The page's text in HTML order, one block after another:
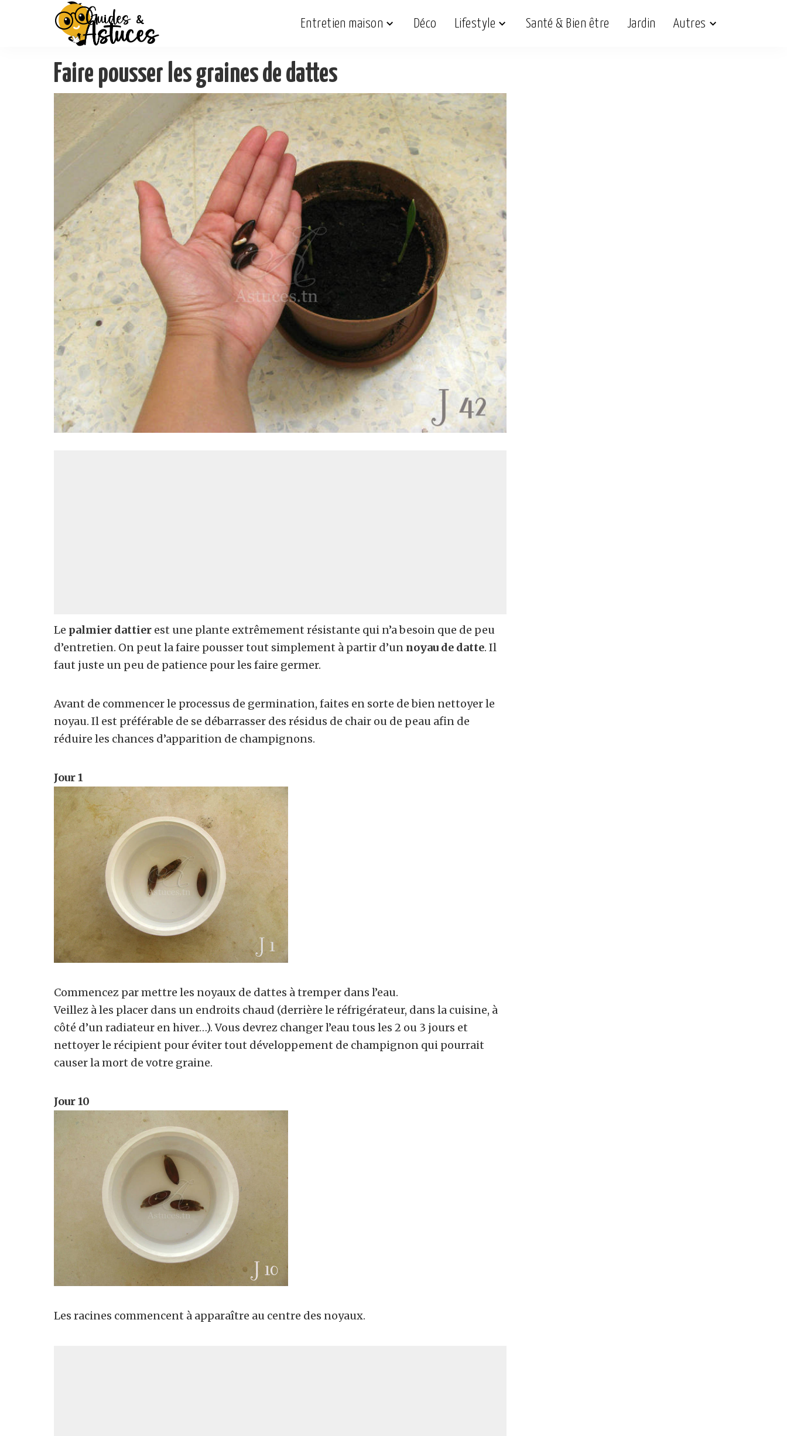
Entretien maison Déco Lifestyle Santé & Bien être Jardin Autres
Faire pousser les graines de dattes
Le palmier dattier est une plante extrêmement résistante qui n’a besoin que de peu
d’entretien. On peut la faire pousser tout simplement à partir d’un noyau de datte. Il
faut juste un peu de patience pour les faire germer.
Avant de commencer le processus de germination, faites en sorte de bien nettoyer le
noyau. Il est préférable de se débarrasser des résidus de chair ou de peau afin de
réduire les chances d’apparition de champignons.
Jour 1
Commencez par mettre les noyaux de dattes à tremper dans l’eau.
Veillez à les placer dans un endroits chaud (derrière le réfrigérateur, dans la cuisine, à
côté d’un radiateur en hiver…). Vous devrez changer l’eau tous les 2 ou 3 jours et
nettoyer le récipient pour éviter tout développement de champignon qui pourrait
causer la mort de votre graine.
Jour 10
Les racines commencent à apparaître au centre des noyaux.